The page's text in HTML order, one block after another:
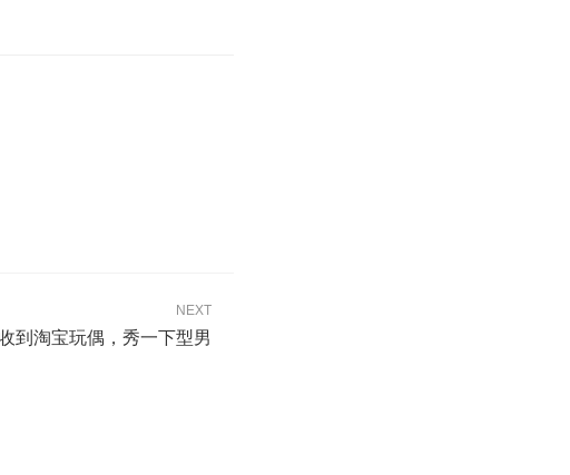
NEXT
到淘宝玩偶，秀一下型男